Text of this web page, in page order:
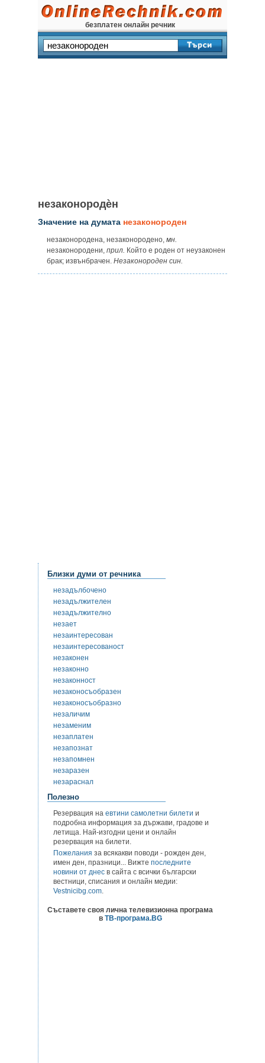
безплатен онлайн речник
незаконородѐн
Значение на думата незаконороден
незаконородена, незаконородено, мн.
незаконородени, прил. Който е роден от неузаконен
брак; извънбрачен. Незаконороден син.
Близки думи от речника
незадълбочено
незадължителен
незадължително
незает
незаинтересован
незаинтересованост
незаконен
незаконно
незаконност
незаконосъобразен
незаконосъобразно
незаличим
незаменим
незаплатен
незапознат
незапомнен
незаразен
незараснал
Полезно
Резервация на евтини самолетни билети и
подробна информация за държави, градове и
летища. Най-изгодни цени и онлайн
резервация на билети.
Пожелания за всякакви поводи - рожден ден,
имен ден, празници... Вижте последните
новини от днес в сайта с всички български
вестници, списания и онлайн медии:
Vestnicibg.com.
Съставете своя лична телевизионна програма
в ТВ-програма.BG